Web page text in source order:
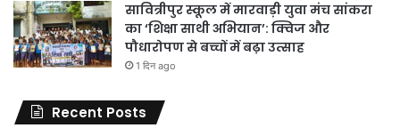
सावित्रीपुर स्कूल में मारवाड़ी युवा मंच सांकरा
का ‘शिक्षा साथी अभियान’: क्विज और
पौधारोपण से बच्चों में बढ़ा उत्साह
1 दिन ago
Recent Posts